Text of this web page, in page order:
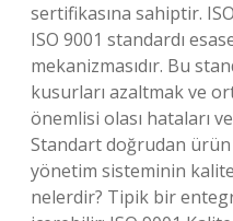
sertifikasına sahiptir.
ISO 9001 standardı
mekanizmasıdır. Bu
kusurları azaltmak ve
önemlisi olası hataları
Standart doğrudan
yönetim sisteminin
nelerdir? Tipik bir